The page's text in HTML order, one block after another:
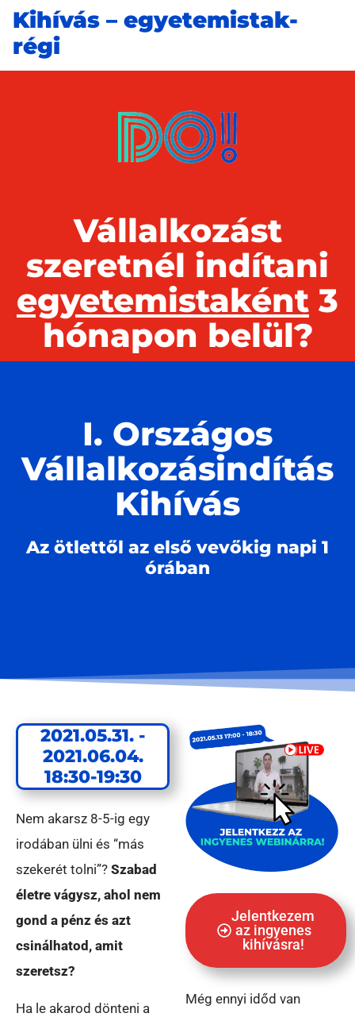
Kihívás – egyetemistak-
régi
Vállalkozást
szeretnél indítani
egyetemistaként 3
hónapon belül?
I. Országos
Vállalkozásindítás
Kihívás
Az ötlettől az első vevőkig napi 1
órában
2021.05.31. -
2021.06.04.
18:30-19:30
Nem akarsz 8-5-ig egy
irodában ülni és “más
szekerét tolni”? Szabad
életre vágysz, ahol nem
gond a pénz és azt
csinálhatod, amit
szeretsz?
Ha le akarod dönteni a
Jelentkezem
az ingyenes
kihívásra!
Még ennyi időd van